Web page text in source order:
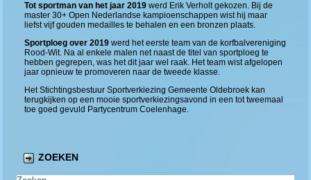
Tot sportman van het jaar 2019 werd Erik Verholt gekozen. Bij de
master 30+ Open Nederlandse kampioenschappen wist hij maar
liefst vijf gouden medailles te behalen en een bronzen plaats.
Sportploeg over 2019 werd het eerste team van de korfbalvereniging
Rood-Wit. Na al enkele malen net naast de titel van sportploeg te
hebben gegrepen, was het dit jaar wel raak. Het team wist afgelopen
jaar opnieuw te promoveren naar de tweede klasse.
Het Stichtingsbestuur Sportverkiezing Gemeente Oldebroek kan
terugkijken op een mooie sportverkiezingsavond in een tot tweemaal
toe goed gevuld Partycentrum Coelenhage.
ZOEKEN